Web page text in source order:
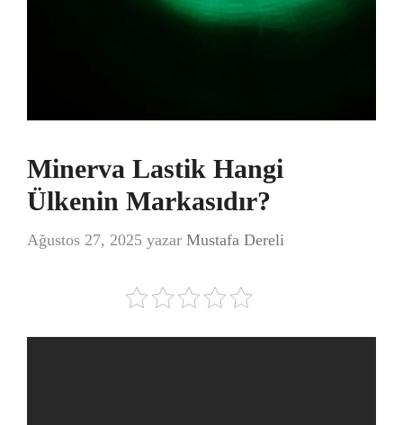
Minerva Lastik Hangi
Ülkenin Markasıdır?
Ağustos 27, 2025 yazar Mustafa Dereli